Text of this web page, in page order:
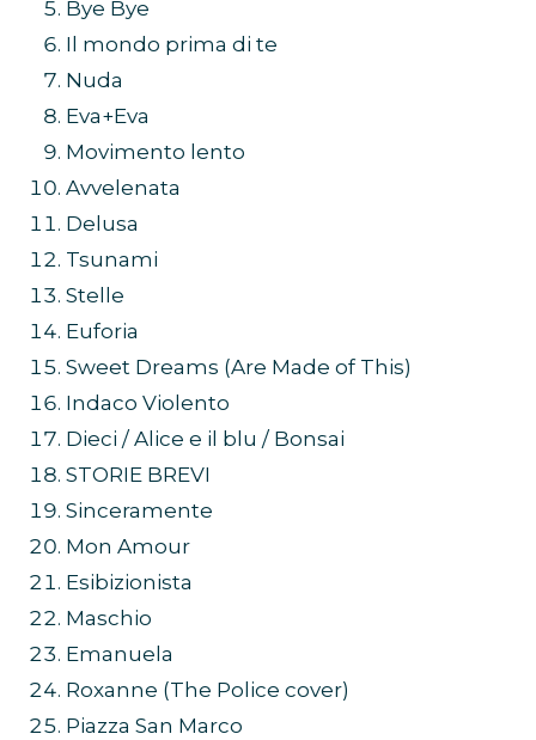
Bye Bye
Il mondo prima di te
Nuda
Eva+Eva
Movimento lento
Avvelenata
Delusa
Tsunami
Stelle
Euforia
Sweet Dreams (Are Made of This)
Indaco Violento
Dieci / Alice e il blu / Bonsai
STORIE BREVI
Sinceramente
Mon Amour
Esibizionista
Maschio
Emanuela
Roxanne (The Police cover)
Piazza San Marco